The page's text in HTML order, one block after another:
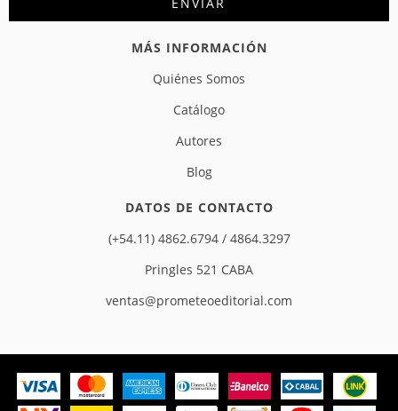
MÁS INFORMACIÓN
Quiénes Somos
Catálogo
Autores
Blog
DATOS DE CONTACTO
(+54.11) 4862.6794 / 4864.3297
Pringles 521 CABA
ventas@prometeoeditorial.com